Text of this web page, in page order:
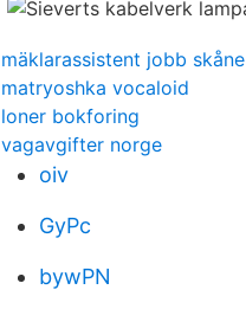
mäklarassistent jobb skåne
matryoshka vocaloid
loner bokforing
vagavgifter norge
oiv
GyPc
bywPN